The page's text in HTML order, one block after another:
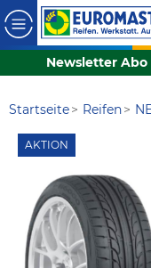
Newsletter
Startseite Reifen
AKTION